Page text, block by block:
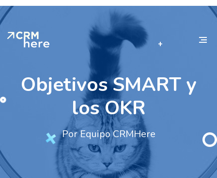
Objetivos SMART y
los OKR
Por Equipo CRMHere